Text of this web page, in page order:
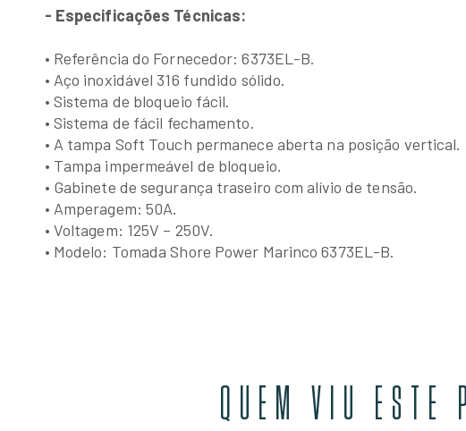
- Especificações Técnicas:
• Referência do Fornecedor: 6373EL-B.
• Aço inoxidável 316 fundido sólido.
• Sistema de bloqueio fácil.
• Sistema de fácil fechamento.
• A tampa Soft Touch permanece aberta na posição vertical.
• Tampa impermeável de bloqueio.
• Gabinete de segurança traseiro com alívio de tensão.
• Amperagem: 50A.
• Voltagem: 125V – 250V.
• Modelo: Tomada Shore Power Marinco 6373EL-B.
QUEM VIU ESTE